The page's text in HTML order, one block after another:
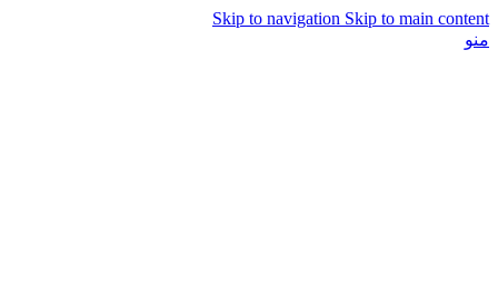
Skip to navigation Skip to main content
منو